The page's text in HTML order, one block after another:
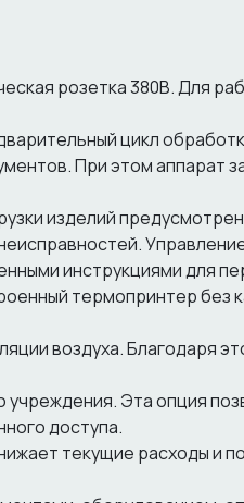
розетка 380В. Для
цикл
При этом аппарат
изделий
инструкциями для
термопринтер без
воздуха. Благодаря
Эта опция
доступа.
текущие расходы и